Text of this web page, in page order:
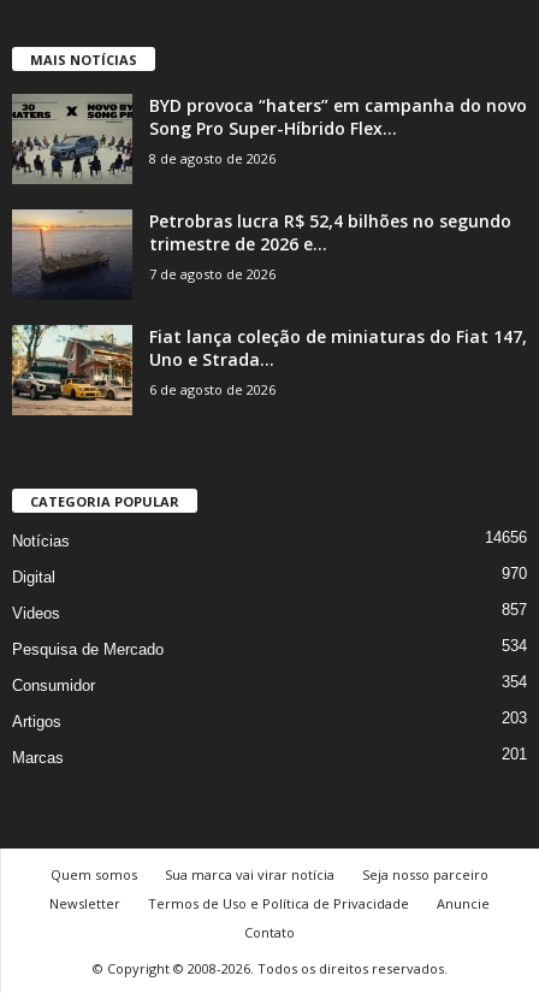
MAIS NOTÍCIAS
BYD provoca “haters” em campanha do novo
Song Pro Super-Híbrido Flex...
8 de agosto de 2026
Petrobras lucra R$ 52,4 bilhões no segundo
trimestre de 2026 e...
7 de agosto de 2026
Fiat lança coleção de miniaturas do Fiat 147,
Uno e Strada...
6 de agosto de 2026
CATEGORIA POPULAR
Notícias 14656
Digital 970
Videos 857
Pesquisa de Mercado 534
Consumidor 354
Artigos 203
Marcas 201
Quem somos Sua marca vai virar notícia
Seja nosso parceiro
Newsletter
Termos de Uso e Política de Privacidade
Anuncie
Contato
© Copyright © 2008-2026. Todos os direitos reservados.